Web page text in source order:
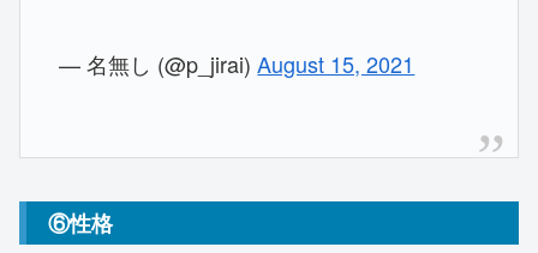
— 名無し (@p_jirai)August 15, 2021
⑥性格